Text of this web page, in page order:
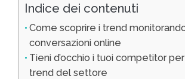
Indice dei contenuti
Come scoprire i trend
conversazioni online
Tieni d’occhio i tuoi competitor
trend del settore